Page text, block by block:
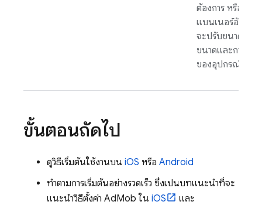
ต้องการ หรือใช้
แบนเนอร์อัจฉริย
จะปรับขนาดตาม
ขนาดและการวาง
ของอุปกรณ์
ขั้นตอนถัดไป
ดูวิธีเริ่มต้นใช้งานบน iOS หรือ Android
ทําตามการเริ่มต้นอย่างรวดเร็ว ซึ่งเป็นบทแนะนําที่จะ
แนะนําวิธีตั้งค่า AdMob ใน iOS
และ